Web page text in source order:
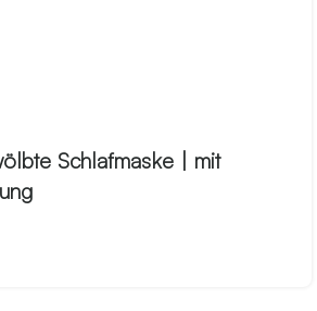
Schlafmaske | mit